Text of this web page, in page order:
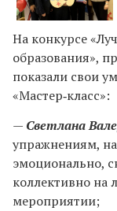
На конкурсе
образования»,
показали свои
«Мастер‑класс»:
— Светлана
упражнениям,
эмоционально,
коллективно
мероприятии;